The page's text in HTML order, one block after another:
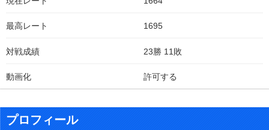
最高レート 1695
対戦成績 23勝 11敗
動画化 許可する
プロフィール